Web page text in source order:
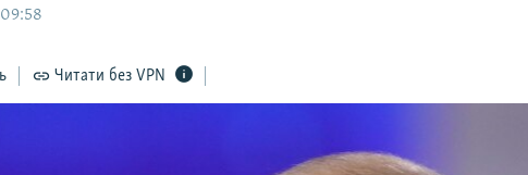
Читати без VPN